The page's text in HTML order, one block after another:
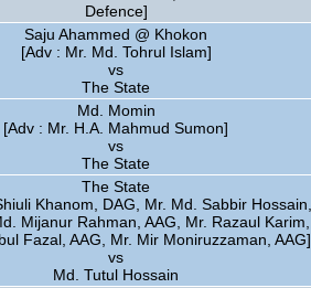
Defence]
Saju Ahammed @ Khokon
[Adv : Mr. Md. Tohrul Islam]
vs
The State
Md. Momin
[Adv : Mr. H.A. Mahmud Sumon]
vs
The State
The State
Khanom, DAG, Mr. Md. Sabbir Hossain,
Mijanur Rahman, AAG, Mr. Razaul Karim,
Fazal, AAG, Mr. Mir Moniruzzaman, AAG]
vs
Md. Tutul Hossain